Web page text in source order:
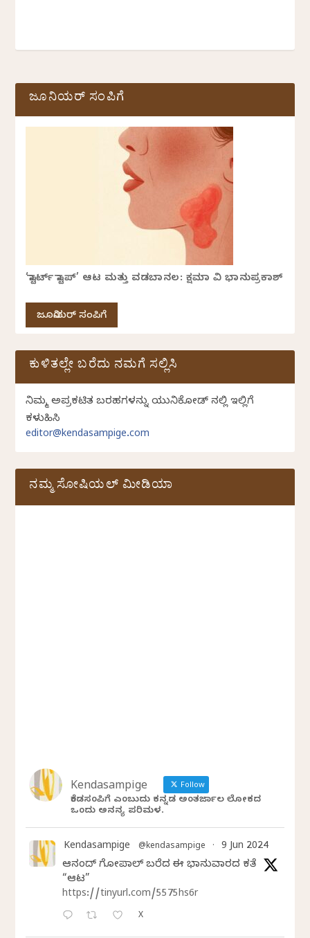
ಜೂನಿಯರ್ ಸಂಪಿಗೆ
‘ಸ್ಟಾರ್ಟ್ ಸ್ಟಾಪ್’ ಆಟ ಮತ್ತು ವಡಬಾನಲ: ಕ್ಷಮಾ ವಿ ಭಾನುಪ್ರಕಾಶ್
ಜೂನಿಯರ್ ಸಂಪಿಗೆ
ಕುಳಿತಲ್ಲೇ ಬರೆದು ನಮಗೆ ಸಲ್ಲಿಸಿ
ನಿಮ್ಮ ಅಪ್ರಕಟಿತ ಬರಹಗಳನ್ನು ಯುನಿಕೋಡ್ ನಲ್ಲಿ ಇಲ್ಲಿಗೆ
ಕಳುಹಿಸಿ
editor@kendasampige.com
ನಮ್ಮ ಸೋಷಿಯಲ್‌ ಮೀಡಿಯಾ
Kendasampige Follow
ಕೆಂಡಸಂಪಿಗೆ ಎಂಬುದು ಕನ್ನಡ ಅಂತರ್ಜಾಲ ಲೋಕದ
ಒಂದು ಅನನ್ಯ ಪರಿಮಳ.
Kendasampige @kendasampige · 9 Jun 2024
ಆನಂದ್‌ ಗೋಪಾಲ್‌ ಬರೆದ ಈ ಭಾನುವಾರದ ಕತೆ
“ಆಟ”
https://tinyurl.com/5575hs6r
X